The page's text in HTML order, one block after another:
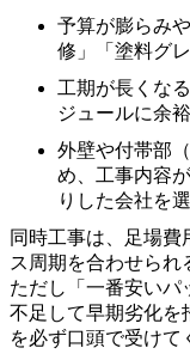
予算が膨らみ
修」「塗料グ
工期が長くな
ジュールに余
外壁や付帯部
め、工事内容
りした会社を
同時工事は、足場費
ス周期を合わせられ
ただし「一番安いパ
不足して早期劣化を
を必ず口頭で受けて